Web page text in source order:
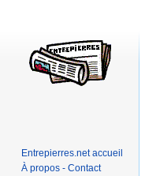
Entrepierres.net accueil
À propos - Contact